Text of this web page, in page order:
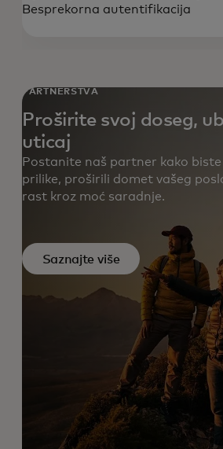
Besprekorna autentifikacija
PARTNERSTVA
Proširite svoj doseg,
uticaj
Postanite naš partner kako
prilike, proširili domet vašeg
rast kroz moć saradnje.
Saznajte više